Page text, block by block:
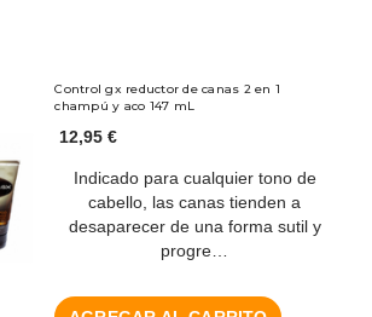
Control gx reductor de canas 2 en 1
champú y aco 147 mL
12,95 €
Indicado para cualquier tono de
cabello, las canas tienden a
desaparecer de una forma sutil y
progre…